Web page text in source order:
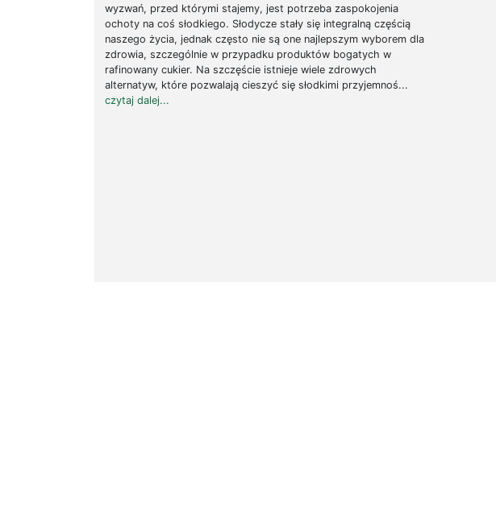
wyzwań, przed którymi stajemy, jest potrzeba zaspokojenia
ochoty na coś słodkiego. Słodycze stały się integralną częścią
naszego życia, jednak często nie są one najlepszym wyborem dla
zdrowia, szczególnie w przypadku produktów bogatych w
rafinowany cukier. Na szczęście istnieje wiele zdrowych
alternatyw, które pozwalają cieszyć się słodkimi przyjemnoś...
czytaj dalej...